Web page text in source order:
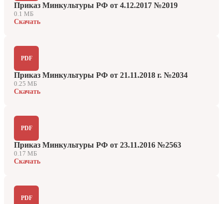
Приказ Минкультуры РФ от 4.12.2017 №2019
0.1 МБ
Скачать
PDF
Приказ Минкультуры РФ от 21.11.2018 г. №2034
0.25 МБ
Скачать
PDF
Приказ Минкультуры РФ от 23.11.2016 №2563
0.17 МБ
Скачать
PDF